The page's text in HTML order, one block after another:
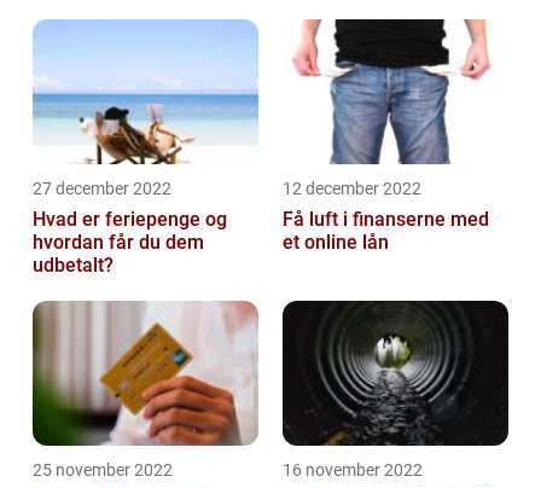
27 december 2022
Hvad er feriepenge og
hvordan får du dem
udbetalt?
12 december 2022
Få luft i finanserne med
et online lån
25 november 2022 16 november 2022